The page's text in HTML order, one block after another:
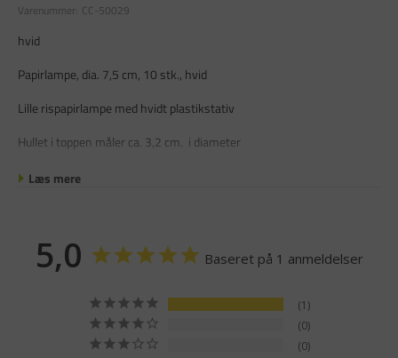
Varenummer: CC-50029
hvid
Papirlampe, dia. 7,5 cm, 10 stk., hvid
Lille rispapirlampe med hvidt plastikstativ
Hullet i toppen måler ca. 3,2 cm. i diameter
Læs mere
5,0 Baseret på 1 anmeldelser
1
0
0